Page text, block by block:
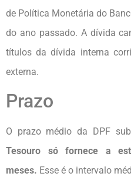
de Política Monetária do
do ano passado. A dívida
títulos da dívida interna
externa.
Prazo
O prazo médio da DPF
Tesouro só fornece a
meses. Esse é o intervalo